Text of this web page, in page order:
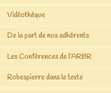
Vidéothèque
De la part de nos adhérents
Les Conférences de l’ARBR
Robespierre dans le texte